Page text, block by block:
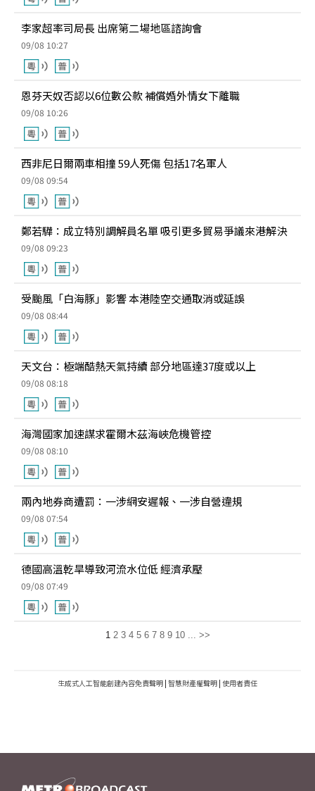
李家超率司局長 出席第二場地區諮詢會
09/08 10:27
恩芬天奴否認以6位數公款 補償婚外情女下離職
09/08 10:26
西非尼日爾兩車相撞 59人死傷 包括17名軍人
09/08 09:54
鄭若驊：成立特別調解員名單 吸引更多貿易爭議來港解決
09/08 09:23
受颱風「白海豚」影響 本港陸空交通取消或延誤
09/08 08:44
天文台：極端酷熱天氣持續 部分地區達37度或以上
09/08 08:18
海灣國家加速謀求霍爾木茲海峽危機管控
09/08 08:10
兩內地券商遭罰：一涉網安遲報、一涉自營違規
09/08 07:54
德國高溫乾旱導致河流水位低 經濟承壓
09/08 07:49
1 2 3 4 5 6 7 8 9 10 ... >>
生成式人工智能創建內容免責聲明 | 智慧財產權聲明 | 使用者責任